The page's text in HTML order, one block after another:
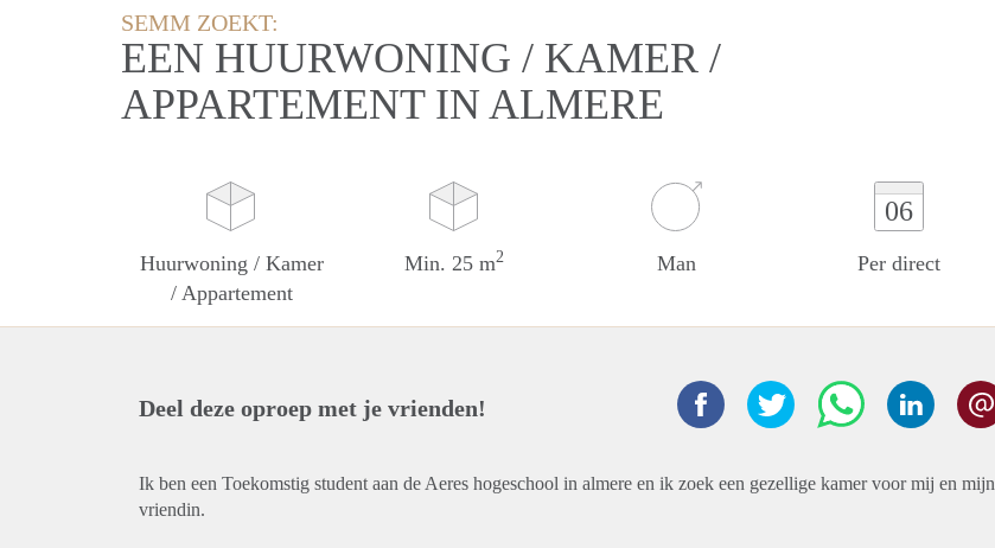
SEMM ZOEKT:
EEN HUURWONING / KAMER /
APPARTEMENT IN ALMERE
Huurwoning / Kamer
/ Appartement
Min. 25 m2 Man
06
Per direct
Deel deze oproep met je vrienden!
Ik ben een Toekomstig student aan de Aeres hogeschool in almere en ik zoek een gezellige kamer voor mij en mijn
vriendin.